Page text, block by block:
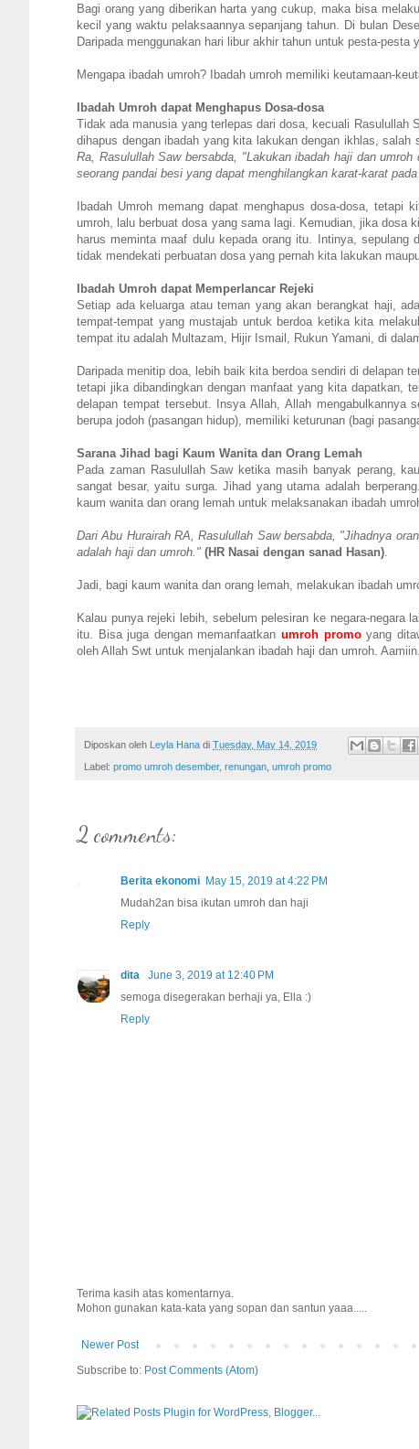
Bagi orang yang diberikan harta yang cukup, maka bisa
kecil yang waktu pelaksaannya sepanjang tahun. Di bulan
Daripada menggunakan hari libur akhir tahun untuk pesta-
Mengapa ibadah umroh? Ibadah umroh memiliki keutamaan-
Ibadah Umroh dapat Menghapus Dosa-dosa
Tidak ada manusia yang terlepas dari dosa, kecuali Rasulullah
dihapus dengan ibadah yang kita lakukan dengan ikhlas, salah
Ra, Rasulullah Saw bersabda, "Lakukan ibadah haji dan
seorang pandai besi yang dapat menghilangkan karat-karat
Ibadah Umroh memang dapat menghapus dosa-dosa, tetapi
umroh, lalu berbuat dosa yang sama lagi. Kemudian, jika dosa
harus meminta maaf dulu kepada orang itu. Intinya,
tidak mendekati perbuatan dosa yang pernah kita lakukan
Ibadah Umroh dapat Memperlancar Rejeki
Setiap ada keluarga atau teman yang akan berangkat haji,
tempat-tempat yang mustajab untuk berdoa ketika kita
tempat itu adalah Multazam, Hijir Ismail, Rukun Yamani, di
Daripada menitip doa, lebih baik kita berdoa sendiri di delapan
tetapi jika dibandingkan dengan manfaat yang kita dapatkan,
delapan tempat tersebut. Insya Allah, Allah
berupa jodoh (pasangan hidup), memiliki keturunan (bagi
Sarana Jihad bagi Kaum Wanita dan Orang Lemah
Pada zaman Rasulullah Saw ketika masih banyak perang,
sangat besar, yaitu surga. Jihad yang utama adalah
kaum wanita dan orang lemah untuk melaksanakan ibadah
Dari Abu Hurairah RA, Rasulullah Saw bersabda, "Jihadnya
adalah haji dan umroh." (HR Nasai dengan sanad Hasan)
Jadi, bagi kaum wanita dan orang lemah, melakukan ibadah
Kalau punya rejeki lebih, sebelum pelesiran ke negara-negara
itu. Bisa juga dengan memanfaatkan umroh promoyang
oleh Allah Swt untuk menjalankan ibadah haji dan umroh.
Diposkan oleh Leyla Hana di Tuesday, May 14, 2019
Label: promo umroh desember, renungan umroh promo
2 comments:
Berita ekonomi May 15, 2019 at 4:22 PM
Mudah2an bisa ikutan umroh dan haji
Reply
dita
June 3, 2019 at 12:40 PM
semoga disegerakan berhaji ya, Ella :)
Reply
Terima kasih atas komentarnya.
Mohon gunakan kata-kata yang sopan dan santun yaaa.....
Newer Post
Subscribe to: Post Comments (Atom)